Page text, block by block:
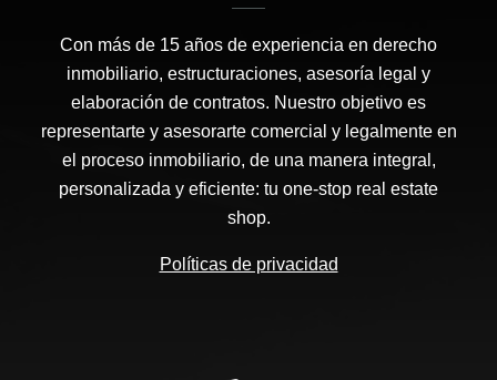
Con más de 15 años de experiencia en derecho
inmobiliario, estructuraciones, asesoría legal y
elaboración de contratos. Nuestro objetivo es
representarte y asesorarte comercial y legalmente en
el proceso inmobiliario, de una manera integral,
personalizada y eficiente: tu one-stop real estate
shop.
Políticas de privacidad